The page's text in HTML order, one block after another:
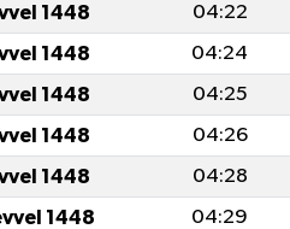
1448 04:22
1448 04:24
1448 04:25
1448 04:26
1448 04:28
1448 04:29